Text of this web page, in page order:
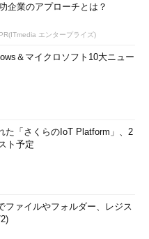
企業のアプローチとは？
PR(ITmedia エンタープライズ)
＆マイクロソフト10大ニュー
た「さくらのIoT Platform」、2
ト予定
ファイルやフォルダー、レジス